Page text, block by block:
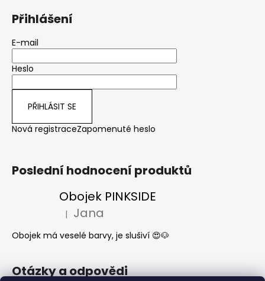
Přihlášení
E-mail
Heslo
PŘIHLÁSIT SE
Nová registraceZapomenuté heslo
Poslední hodnocení produktů
Obojek PINKSIDE
Hodnocení produktu je 5 z 5 hvězdiček.
| Jana
Obojek má veselé barvy, je slušiví 😍🐶
Otázky a odpovědi